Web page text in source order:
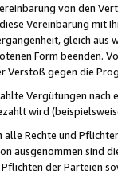
von den
Vereinbarung mit
gleich
Form beenden.
Verstoß gegen die
Vergütungen
wird
Rechte und
ausgenommen sind
der Parteien